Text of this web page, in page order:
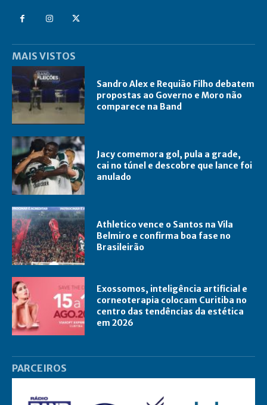
MAIS VISTOS
Sandro Alex e Requião Filho debatem
propostas ao Governo e Moro não
comparece na Band
Jacy comemora gol, pula a grade,
cai no túnel e descobre que lance foi
anulado
Athletico vence o Santos na Vila
Belmiro e confirma boa fase no
Brasileirão
Exossomos, inteligência artificial e
corneoterapia colocam Curitiba no
centro das tendências da estética
em 2026
PARCEIROS